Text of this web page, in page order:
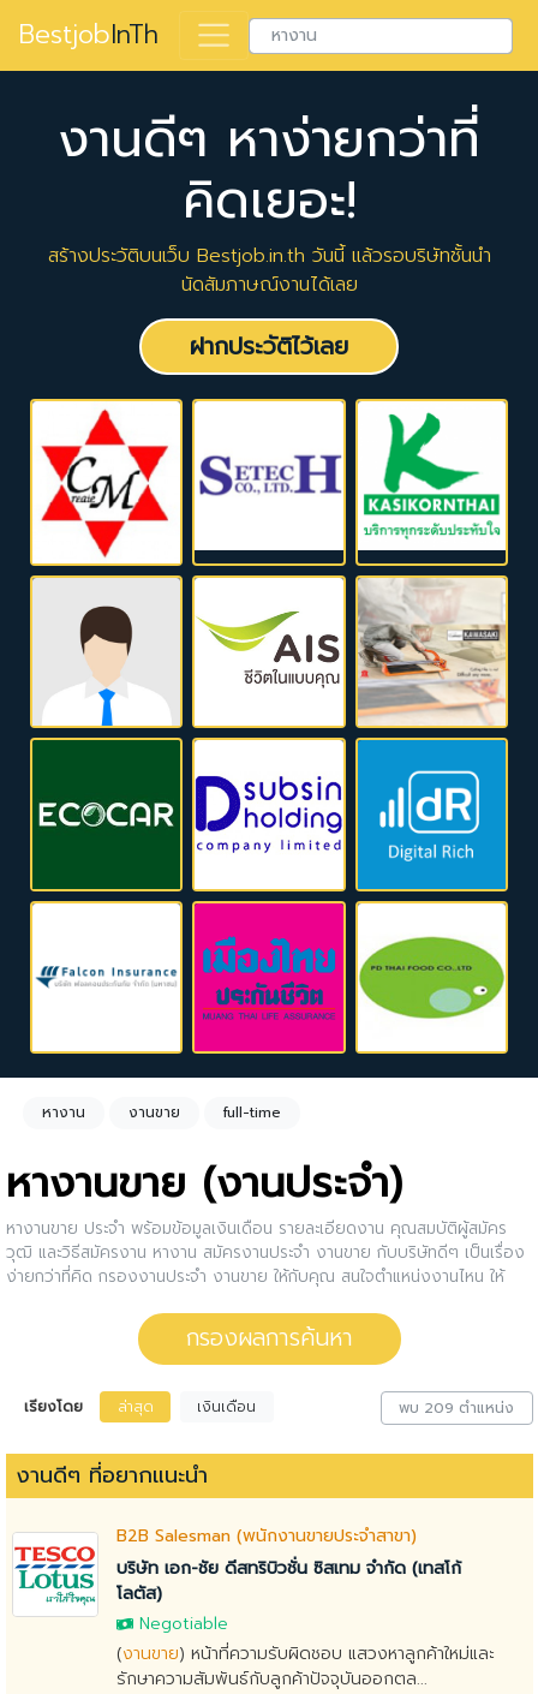
BestjobInTh
งานดีๆ หาง่ายกว่าที่
คิดเยอะ!
สร้างประวัติบนเว็บ Bestjob.in.th วันนี้ แล้วรอบริษัทชั้นนำ
นัดสัมภาษณ์งานได้เลย
ฝากประวัติไว้เลย
หางาน งานขาย full-time
หางานขาย (งานประจำ)
หางานขาย ประจำ พร้อมข้อมูลเงินเดือน รายละเอียดงาน คุณสมบัติผู้สมัคร
วุฒิ และวิธีสมัครงาน หางาน สมัครงานประจำ งานขาย กับบริษัทดีๆ เป็นเรื่อง
ง่ายกว่าที่คิด กรองงานประจำ งานขาย ให้กับคุณ สนใจตำแหน่งงานไหน ให้
ผลการค้นหาได้อีกด้วย
กรองผลการค้นหา
เรียงโดย ล่าสุด เงินเดือน พบ 209 ตำแหน่ง
งานดีๆ ที่อยากแนะนำ
B2B Salesman (พนักงานขายประจำสาขา)
บริษัท เอก-ชัย ดีสทริบิวชั่น ซิสเทม จำกัด (เทสโก้
โลตัส)
Negotiable
(งานขาย) หน้าที่ความรับผิดชอบ แสวงหาลูกค้าใหม่และ
รักษาความสัมพันธ์กับลูกค้าปัจจุบันออกตล...